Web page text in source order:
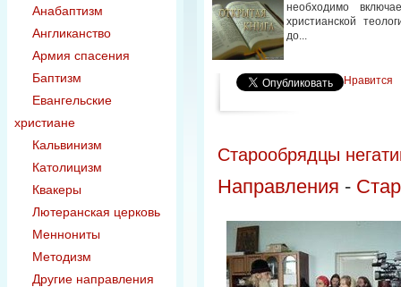
Анабаптизм
Англиканство
Армия спасения
Баптизм
Евангельские
христиане
Кальвинизм
Католицизм
Квакеры
Лютеранская церковь
Меннониты
Методизм
Другие направления
необходимо
христианской
до...
Нравится
Cтарообрядцы
Направления -